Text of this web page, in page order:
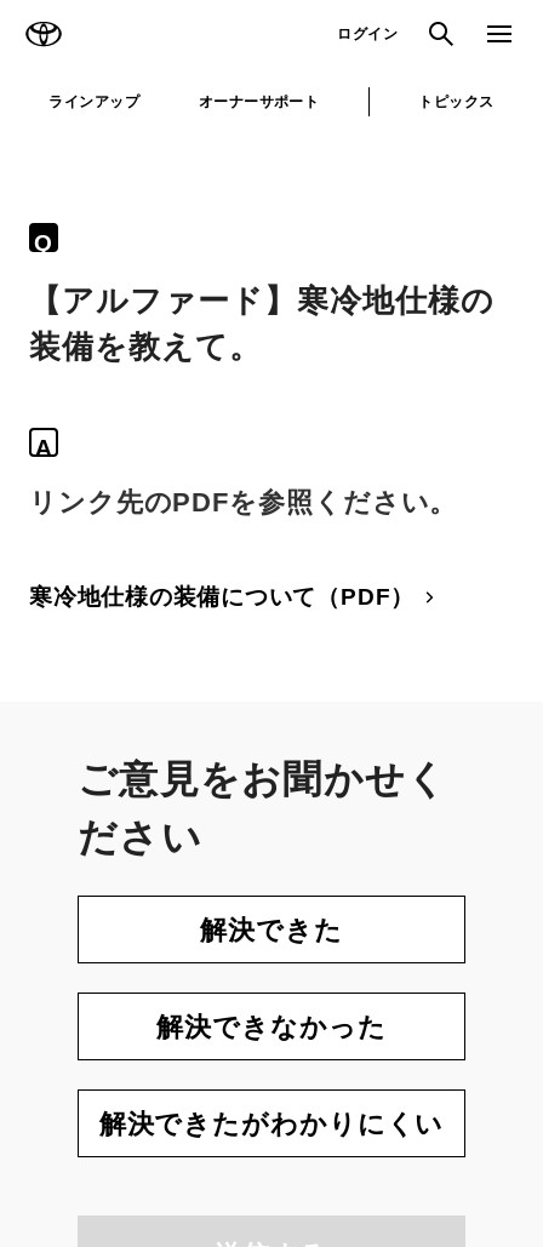
ログイン 検索 メニュ
ラインアップ オーナーサポート トピックス
Q
【アルファード】寒冷地仕様の
装備を教えて。
A
リンク先のPDFを参照ください。
寒冷地仕様の装備について（PDF）
ご意見をお聞かせく
ださい
解決できた
解決できなかった
解決できたがわかりにくい